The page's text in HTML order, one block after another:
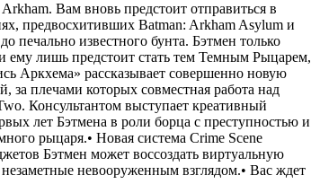
Вам вновь предстоит отправиться в
предвосхитивших Batman: Arkham Asylum и
печально известного бунта. Бэтмен только
ему лишь предстоит стать тем Темным Рыцарем,
Аркхема» рассказывает совершенно новую
плечами которых совместная работа над
Консультантом выступает креативный
лет Бэтмена в роли борца с преступностью и
рыцаря.• Новая система Crime Scene
Бэтмен может воссоздать виртуальную
невооруженным взглядом.• Вас ждет